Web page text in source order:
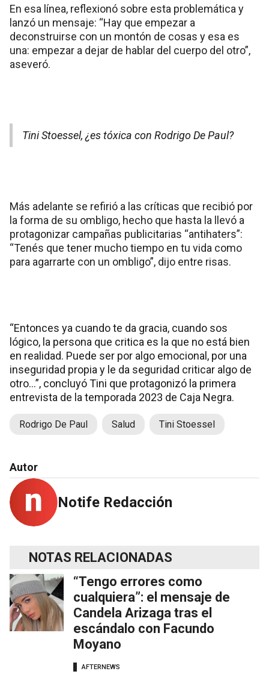
En esa línea, reflexionó sobre esta problemática y
lanzó un mensaje: “Hay que empezar a
deconstruirse con un montón de cosas y esa es
una: empezar a dejar de hablar del cuerpo del otro”,
aseveró.
Tini Stoessel, ¿es tóxica con Rodrigo De Paul?
Más adelante se refirió a las críticas que recibió por
la forma de su ombligo, hecho que hasta la llevó a
protagonizar campañas publicitarias “antihaters”:
“Tenés que tener mucho tiempo en tu vida como
para agarrarte con un ombligo”, dijo entre risas.
“Entonces ya cuando te da gracia, cuando sos
lógico, la persona que critica es la que no está bien
en realidad. Puede ser por algo emocional, por una
inseguridad propia y le da seguridad criticar algo de
otro…”, concluyó Tini que protagonizó la primera
entrevista de la temporada 2023 de Caja Negra.
Rodrigo De Paul Salud Tini Stoessel
Autor
Notife Redacción
NOTAS RELACIONADAS
“Tengo errores como
cualquiera”: el mensaje de
Candela Arizaga tras el
escándalo con Facundo
Moyano
AFTERNEWS